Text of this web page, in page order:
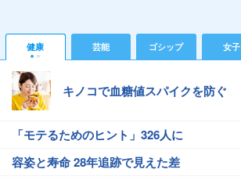
健康 芸能 ゴシップ 女子
キノコで血糖値スパイクを防ぐ
「モテるためのヒント」326人に
容姿と寿命 28年追跡で見えた差